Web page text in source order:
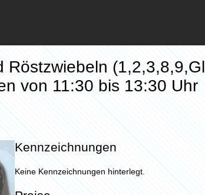
von 11:30 bis 13:30 Uhr
Kennzeichnungen
Keine Kennzeichnungen hinterlegt.